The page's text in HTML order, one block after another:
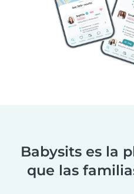
Babysits es la
que las